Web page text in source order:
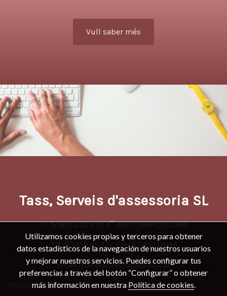
Vull saber més
Tass, Serveis d'assessoria SL
C/ Aragó, 212 entl. 1ª 08011 BARCELONA
Tlf: 93 452 05 12- Fax: 93 452 04 44
Email : torresassessors@tass.cat
Política de cookies
Utilizamos cookies propias y terceros para obtener
datos estadísticos de la navegación de nuestros usuarios
y mejorar nuestros servicios. Puedes configurar tus
preferencias a través del botón “Configurar” o obtener
más información en nuestra Política de cookies.